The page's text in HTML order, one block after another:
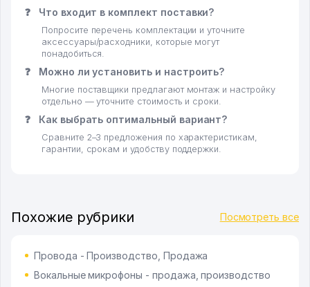
❓ Что входит в комплект поставки?
Попросите перечень комплектации и уточните
аксессуары/расходники, которые могут
понадобиться.
❓ Можно ли установить и настроить?
Многие поставщики предлагают монтаж и настройку
отдельно — уточните стоимость и сроки.
❓ Как выбрать оптимальный вариант?
Сравните 2–3 предложения по характеристикам,
гарантии, срокам и удобству поддержки.
Похожие рубрики Посмотреть все
Провода - Производство, Продажа
Вокальные микрофоны - продажа, производство